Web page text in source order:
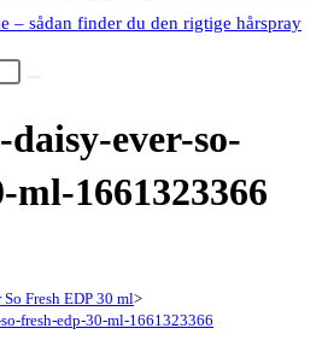
– sådan finder du den rigtige hårspray
ever-so-
ml-1661323366
Fresh EDP 30 ml>
fresh-edp-30-ml-1661323366